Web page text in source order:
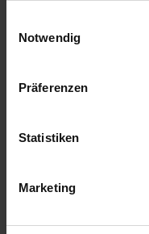
Notwendig
Präferenzen
Statistiken
Marketing
1,25 €
inkl. 19% MwSt.
Menge
ZUR